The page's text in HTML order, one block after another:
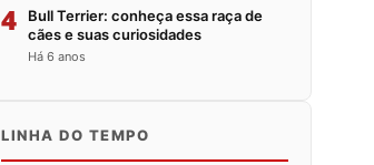
4
Bull Terrier: conheça essa raça de
cães e suas curiosidades
Há 6 anos
LINHA DO TEMPO